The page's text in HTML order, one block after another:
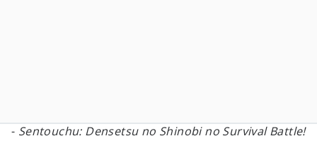
- Sentouchu: Densetsu no Shinobi no Survival Battle!